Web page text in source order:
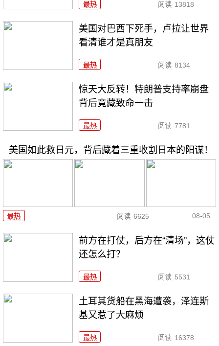
最热 阅读 13818
美国对巴西下死手，卢拉让世界
看清谁才是真朋友
最热 阅读 8134
惊天大反转！特朗普支持率崩盘
背后竟藏致命一击
最热 阅读 7781
美国如此救日元，背后藏着三重收割日本的阳谋！
最热 阅读 6625 08-05
前方在打仗，后方在“清场”，这仗
还怎么打？
最热 阅读 5531
土耳其货船在黑海遭袭，泽连斯
基又惹了大麻烦
最热 阅读 16378